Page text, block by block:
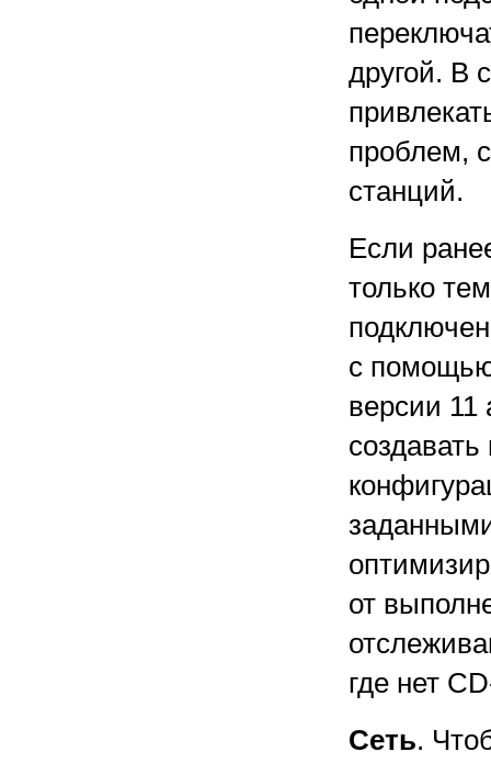
другой. В
проблем,
станций.
Если
только
с помощью
версии 11
от
где нет
Сеть.